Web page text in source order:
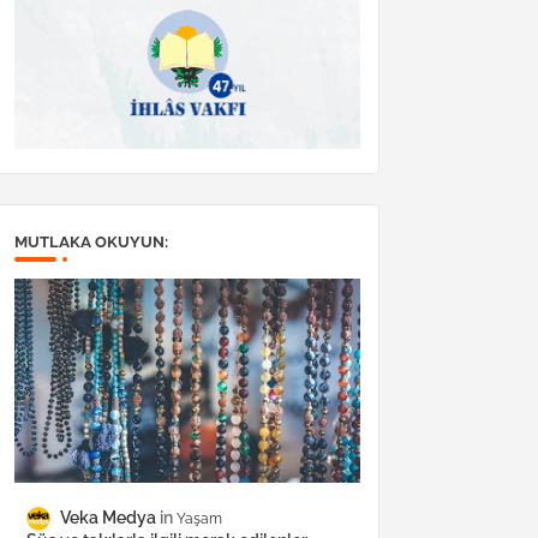
MUTLAKA OKUYUN:
Veka Medya Yaşam